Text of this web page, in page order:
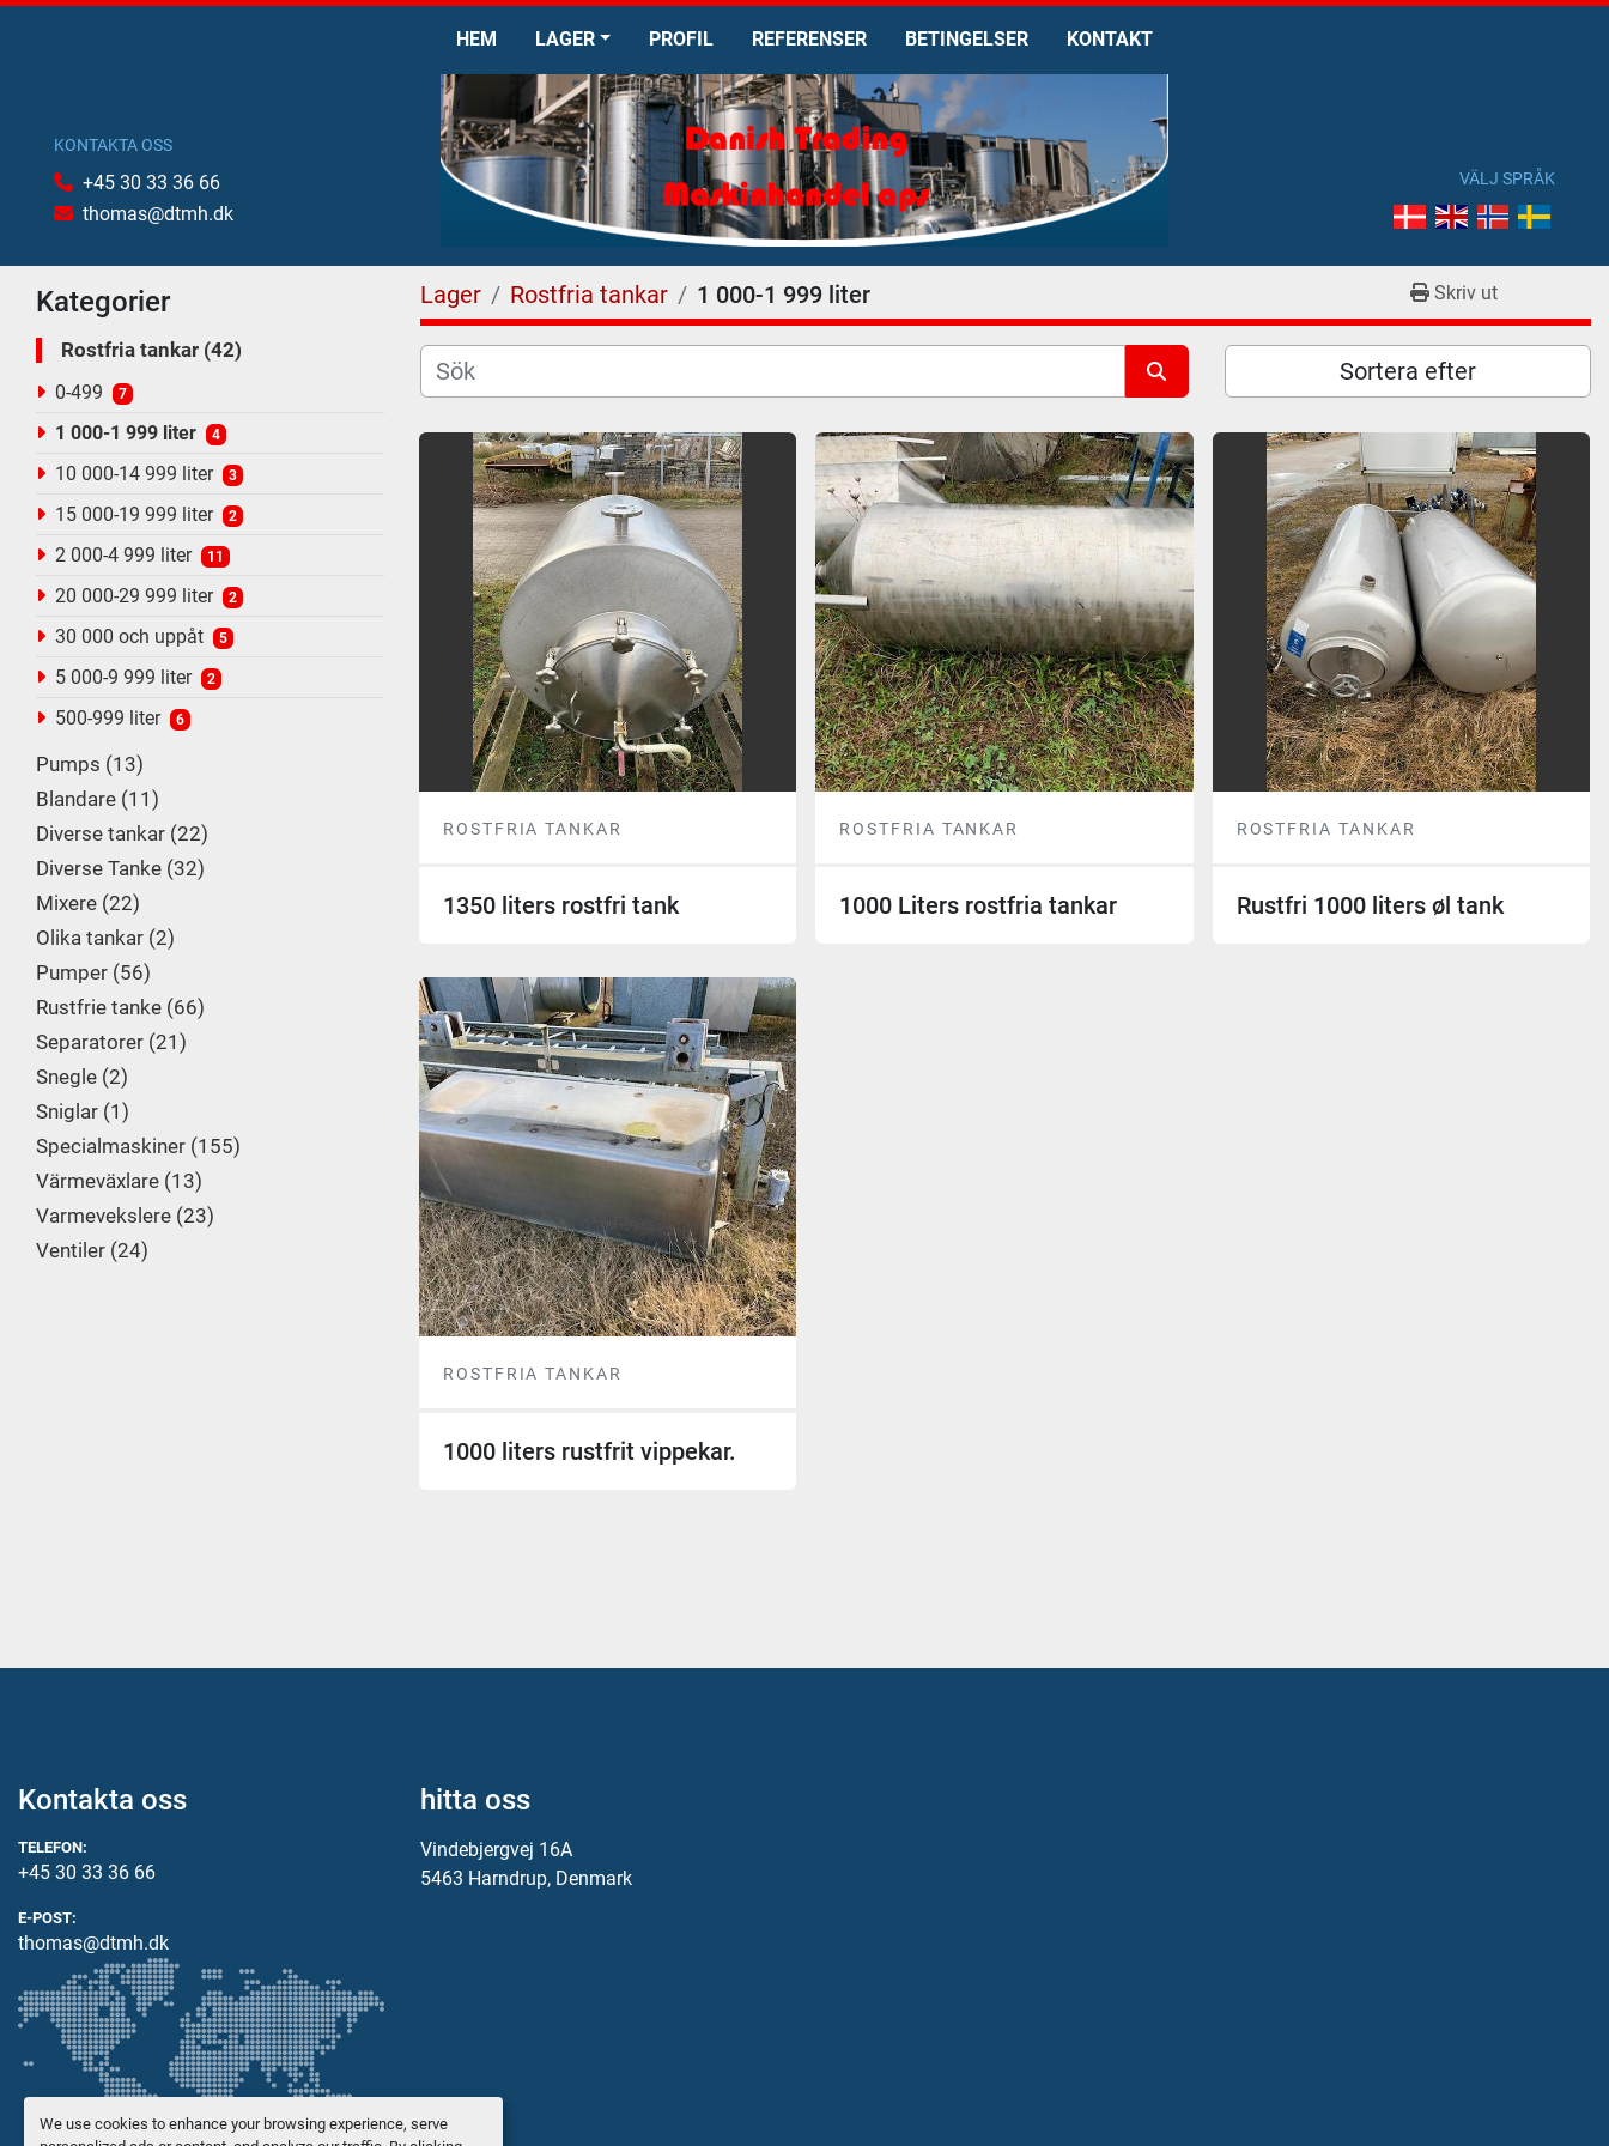
We use cookies to enhance your browsing experience, serve
HEM LAGER PROFIL REFERENSER BETINGELSER KONTAKT
KONTAKTA OSS
+45 30 33 36 66
thomas@dtmh.dk
VÄLJ SPRÅK
Kategorier
Rostfria tankar 42
0-499 7
1 000-1 999 liter 4
10 000-14 999 liter 3
15 000-19 999 liter 2
2 000-4 999 liter 11
20 000-29 999 liter 2
30 000 och uppåt 5
5 000-9 999 liter 2
500-999 liter 6
Pumps 13
Blandare 11
Diverse tankar 22
Diverse Tanke 32
Mixere 22
Olika tankar 2
Pumper 56
Rustfrie tanke 66
Separatorer 21
Snegle 2
Sniglar 1
Specialmaskiner 155
Värmeväxlare 13
Varmevekslere 23
Ventiler 24
Lager Rostfria tankar 1 000-1 999 liter Skriv ut
Sortera efter
ROSTFRIA TANKAR
1350 liters rostfri tank
ROSTFRIA TANKAR
1000 Liters rostfria tankar
ROSTFRIA TANKAR
Rustfri 1000 liters øl tank
ROSTFRIA TANKAR
1000 liters rustfrit vippekar.
Kontakta oss
TELEFON:
+45 30 33 36 66
E-POST:
thomas@dtmh.dk
hitta oss
Vindebjergvej 16A
5463 Harndrup, Denmark